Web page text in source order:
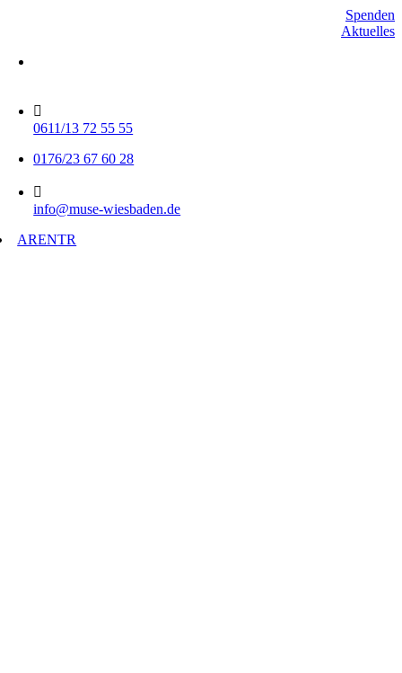
Spenden
Aktuelles
0611/13 72 55 55
0176/23 67 60 28
info@muse-wiesbaden.de
ARENTR